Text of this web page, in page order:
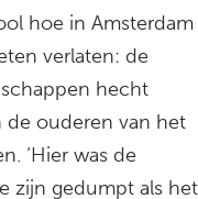
hoe in Amsterdam
verlaten: de
hecht
de ouderen van het
‘Hier was de
zijn gedumpt als het